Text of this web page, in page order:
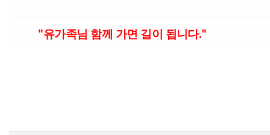
"유가족님 함께 가면 길이 됩니다."